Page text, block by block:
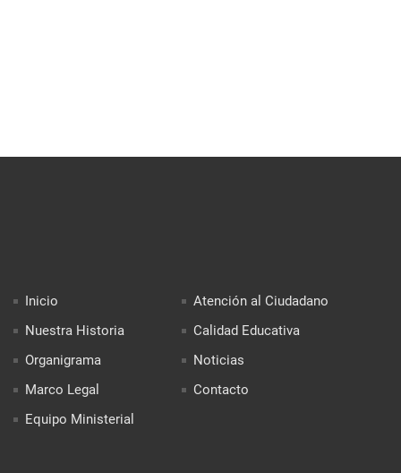
Inicio
Nuestra Historia
Organigrama
Marco Legal
Equipo Ministerial
Atención al Ciudadano
Calidad Educativa
Noticias
Contacto